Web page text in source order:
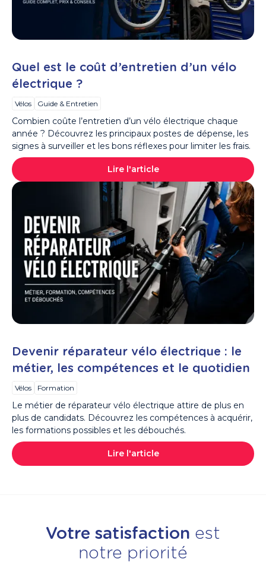
Quel est le coût d’entretien d’un vélo
électrique ?
Vélos Guide & Entretien
Combien coûte l’entretien d’un vélo électrique chaque
année ? Découvrez les principaux postes de dépense, les
signes à surveiller et les bons réflexes pour limiter les frais.
Lire l'article
Devenir réparateur vélo électrique : le
métier, les compétences et le quotidien
Vélos Formation
Le métier de réparateur vélo électrique attire de plus en
plus de candidats. Découvrez les compétences à acquérir,
les formations possibles et les débouchés.
Lire l'article
Votre satisfaction est
notre priorité